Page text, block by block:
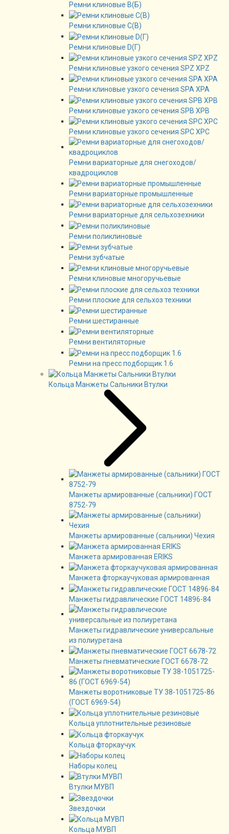
Ремни клиновые В(Б)
Ремни клиновые C(B)
Ремни клиновые D(Г)
Ремни клиновые узкого сечения SPZ XPZ
Ремни клиновые узкого сечения SPA XPA
Ремни клиновые узкого сечения SPB XPB
Ремни клиновые узкого сечения SPC XPC
Ремни вариаторные для снегоходов/
квадроциклов
Ремни вариаторные промышленные
Ремни вариаторные для сельхозехники
Ремни поликлиновые
Ремни зубчатые
Ремни клиновые многоручьевые
Ремни плоские для сельхоз техники
Ремни шестиранные
Ремни вентиляторные
Ремни на пресс подборщик 1.6
Кольца Манжеты Сальники Втулки
Манжеты армированные (сальники) ГОСТ
8752-79
Манжеты армированные (сальники) Чехия
Манжета армированная ERIKS
Манжета фторкаучуковая армированная
Манжеты гидравлические ГОСТ 14896-84
Манжеты гидравлические универсальные
из полиуретана
Манжеты пневматические ГОСТ 6678-72
Манжеты воротниковые ТУ 38-1051725-86
(ГОСТ 6969-54)
Кольца уплотнительные резиновые
Кольца фторкаучук
Наборы колец
Втулки МУВП
Звездочки
Кольца МУВП